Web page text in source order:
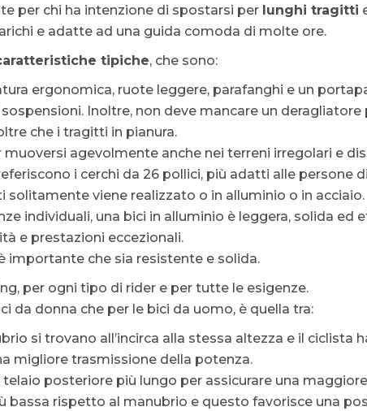
per chi ha intenzione di spostarsi per lunghi tragitti
e adatte ad una guida comoda di molte ore.
tipiche, che sono:
ergonomica, ruote leggere, parafanghi e un
Inoltre, non deve mancare un
che i tragitti in pianura.
agevolmente anche nei terreni irregolari e
i cerchi da 26 pollici, più adatti alle persone
solitamente viene realizzato o in alluminio o in acciaio.
individuali, una bici in alluminio è leggera, solida ed
e prestazioni eccezionali.
è importante che sia resistente e solida.
per ogni tipo di rider e per tutte le esigenze.
da donna che per le bici da uomo, è quella tra:
si trovano all’incirca alla stessa altezza e il ciclista
migliore trasmissione della potenza.
telaio posteriore più lungo per assicurare una
bassa rispetto al manubrio e questo favorisce una